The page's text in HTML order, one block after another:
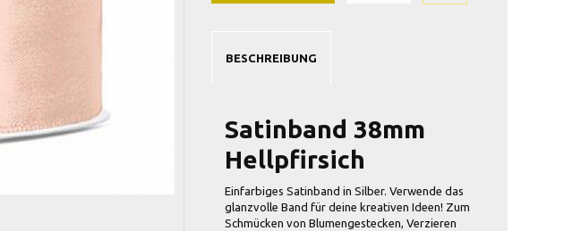
BESCHREIBUNG
Satinband 38mm
Hellpfirsich
Einfarbiges Satinband in Silber. Verwende das
glanzvolle Band für deine kreativen Ideen! Zum
Schmücken von Blumengestecken, Verzieren